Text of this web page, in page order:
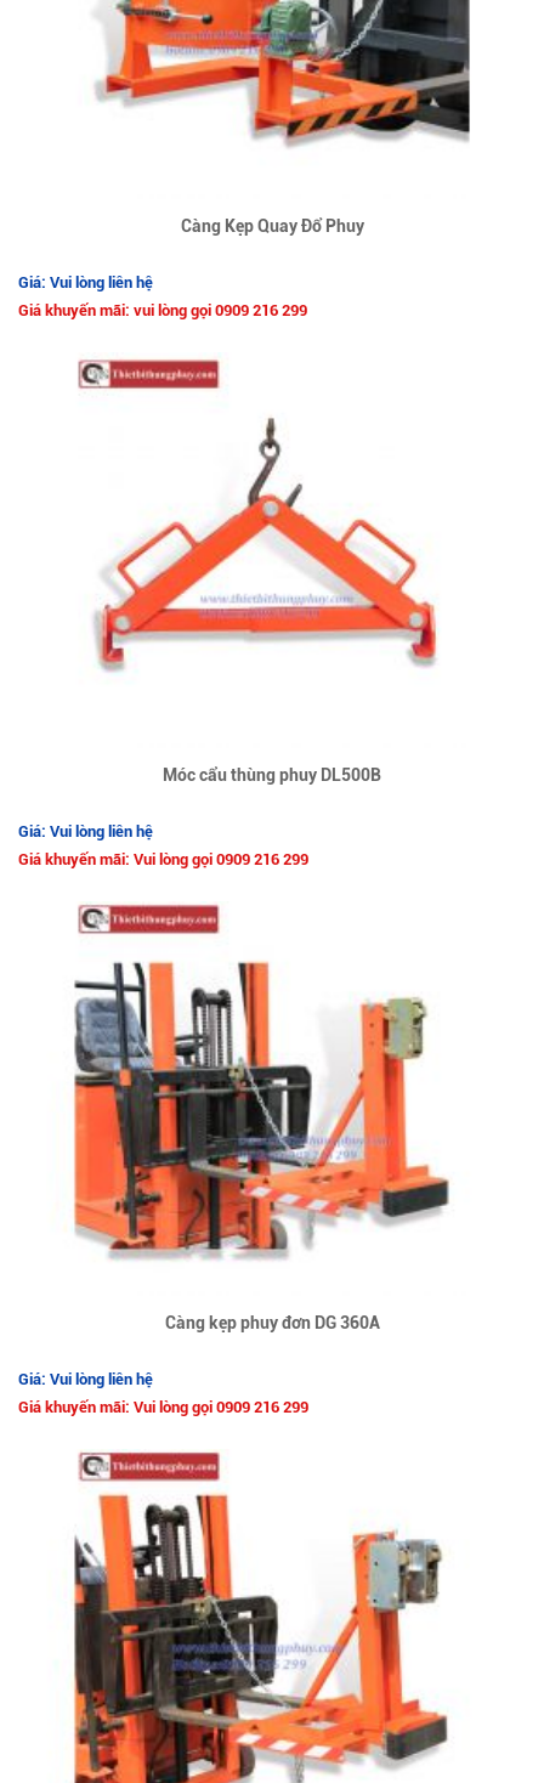
Càng Kẹp Quay Đổ Phuy
Giá: Vui lòng liên hệ
Giá khuyến mãi: vui lòng gọi 0909 216 299
Móc cẩu thùng phuy DL500B
Giá: Vui lòng liên hệ
Giá khuyến mãi: Vui lòng gọi 0909 216 299
Càng kẹp phuy đơn DG 360A
Giá: Vui lòng liên hệ
Giá khuyến mãi: Vui lòng gọi 0909 216 299